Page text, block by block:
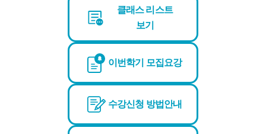
클래스 리스트
보기
이번학기 모집요강
수강신청 방법안내